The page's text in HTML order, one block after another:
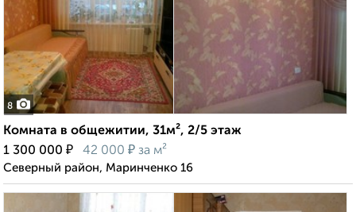
8
Комната в общежитии, 31м², 2/5 этаж
1 300 000 ₽ 42 000 ₽ за м²
Северный район, Маринченко 16